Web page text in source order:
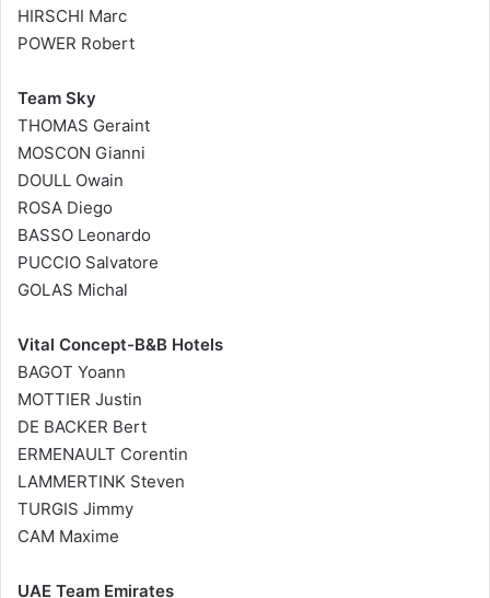
HIRSCHI Marc
POWER Robert
Team Sky
THOMAS Geraint
MOSCON Gianni
DOULL Owain
ROSA Diego
BASSO Leonardo
PUCCIO Salvatore
GOLAS Michal
Vital Concept-B&B Hotels
BAGOT Yoann
MOTTIER Justin
DE BACKER Bert
ERMENAULT Corentin
LAMMERTINK Steven
TURGIS Jimmy
CAM Maxime
UAE Team Emirates